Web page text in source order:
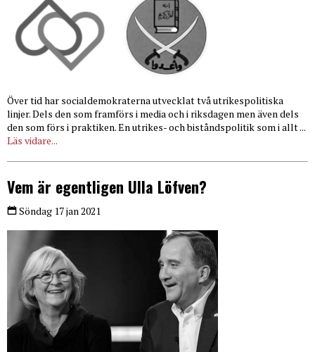
Över tid har socialdemokraterna utvecklat två utrikespolitiska
linjer. Dels den som framförs i media och i riksdagen men även dels
den som förs i praktiken. En utrikes- och biståndspolitik som i allt ...
Läs vidare...
Vem är egentligen Ulla Löfven?
Söndag 17 jan 2021